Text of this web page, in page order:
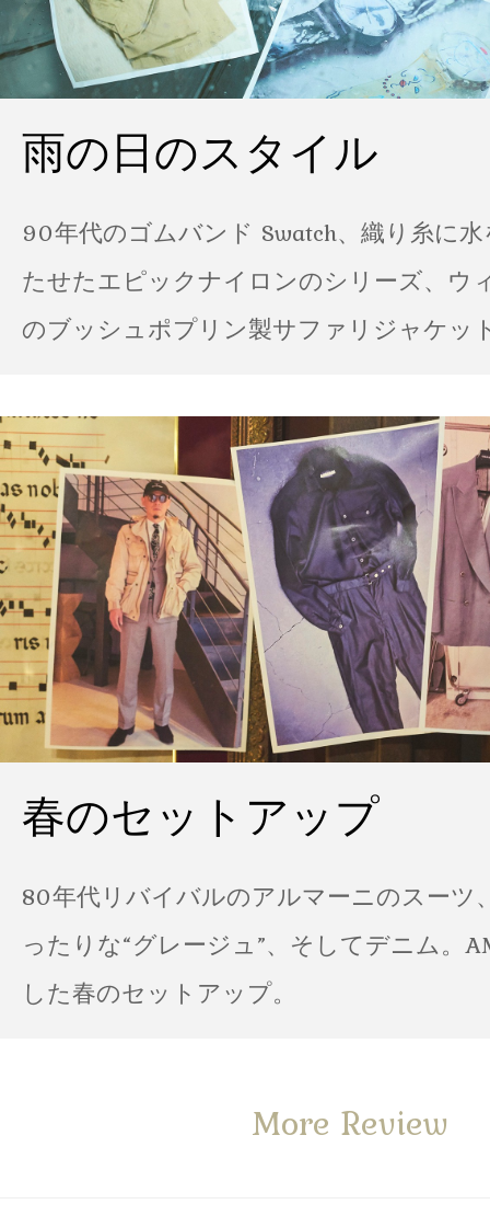
雨の日のスタイル
90年代のゴムバンド Swatch、織り糸に
たせたエピックナイロンのシリーズ、ウ
のブッシュポプリン製サファリジャケッ
春のセットアップ
80年代リバイバルのアルマーニのスーツ
ったりな“グレージュ”、そしてデニム。
した春のセットアップ。
More Review